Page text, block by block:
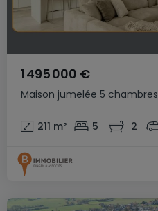
Maison jumelée 5 chambres
1 495 000 €
211 m² 5 2